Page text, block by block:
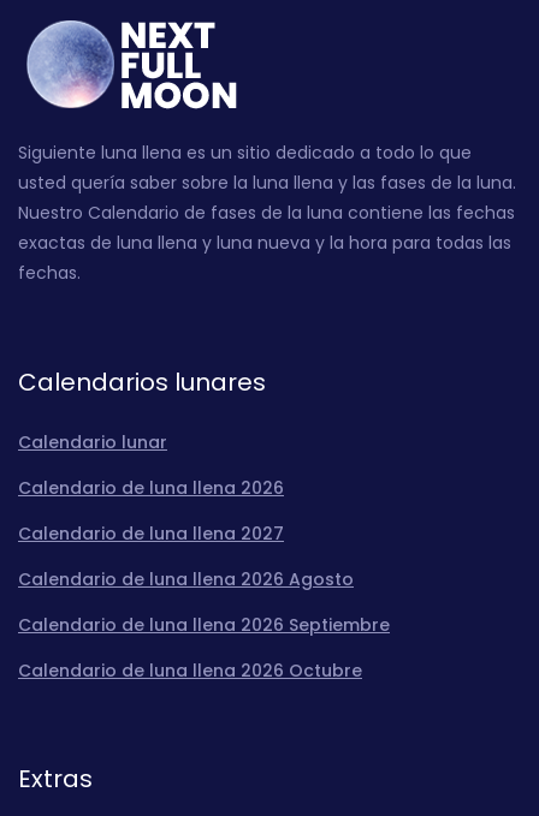
Siguiente luna llena es un sitio dedicado a todo lo que
usted quería saber sobre la luna llena y las fases de la luna.
Nuestro Calendario de fases de la luna contiene las fechas
exactas de luna llena y luna nueva y la hora para todas las
fechas.
Calendarios lunares
Calendario lunar
Calendario de luna llena 2026
Calendario de luna llena 2027
Calendario de luna llena 2026 Agosto
Calendario de luna llena 2026 Septiembre
Calendario de luna llena 2026 Octubre
Extras